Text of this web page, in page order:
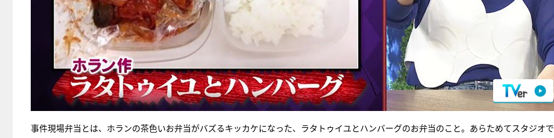
事件現場弁当とは、ホランの茶色いお弁当がバズるキッカケになった、ラタトゥイユとハンバーグのお弁当のこと。あらためてスタジオで